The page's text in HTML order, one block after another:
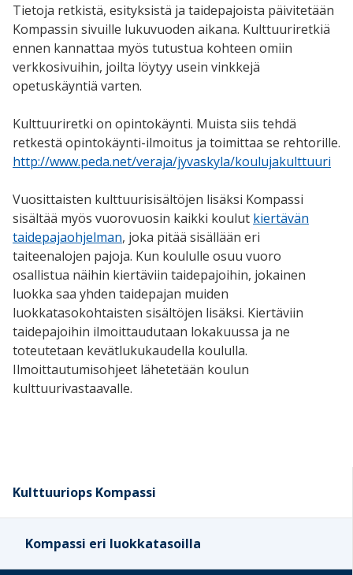
Tietoja retkistä, esityksistä ja taidepajoista päivitetään
Kompassin sivuille lukuvuoden aikana. Kulttuuriretkiä
ennen kannattaa myös tutustua kohteen omiin
verkkosivuihin, joilta löytyy usein vinkkejä
opetuskäyntiä varten.
Kulttuuriretki on opintokäynti. Muista siis tehdä
retkestä opintokäynti-ilmoitus ja toimittaa se rehtorille.
http://www.peda.net/veraja/jyvaskyla/koulujakulttuuri
Vuosittaisten kulttuurisisältöjen lisäksi Kompassi
sisältää myös vuorovuosin kaikki koulut kiertävän
taidepajaohjelman, joka pitää sisällään eri
taiteenalojen pajoja. Kun koululle osuu vuoro
osallistua näihin kiertäviin taidepajoihin, jokainen
luokka saa yhden taidepajan muiden
luokkatasokohtaisten sisältöjen lisäksi. Kiertäviin
taidepajoihin ilmoittaudutaan lokakuussa ja ne
toteutetaan kevätlukukaudella koululla.
Ilmoittautumisohjeet lähetetään koulun
kulttuurivastaavalle.
Kulttuuriops Kompassi
Kompassi eri luokkatasoilla